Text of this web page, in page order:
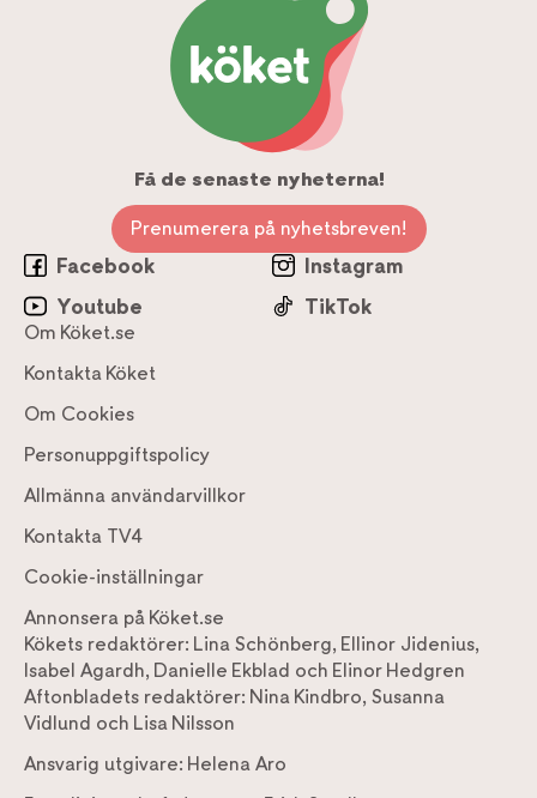
Få de senaste nyheterna!
Prenumerera på nyhetsbreven!
Facebook
Instagram
Youtube
TikTok
Om Köket.se
Kontakta Köket
Om Cookies
Personuppgiftspolicy
Allmänna användarvillkor
Kontakta TV4
Cookie-inställningar
Annonsera på Köket.se
Kökets redaktörer: Lina Schönberg, Ellinor Jidenius,
Isabel Agardh, Danielle Ekblad och Elinor Hedgren
Aftonbladets redaktörer: Nina Kindbro, Susanna
Vidlund och Lisa Nilsson
Ansvarig utgivare: Helena Aro